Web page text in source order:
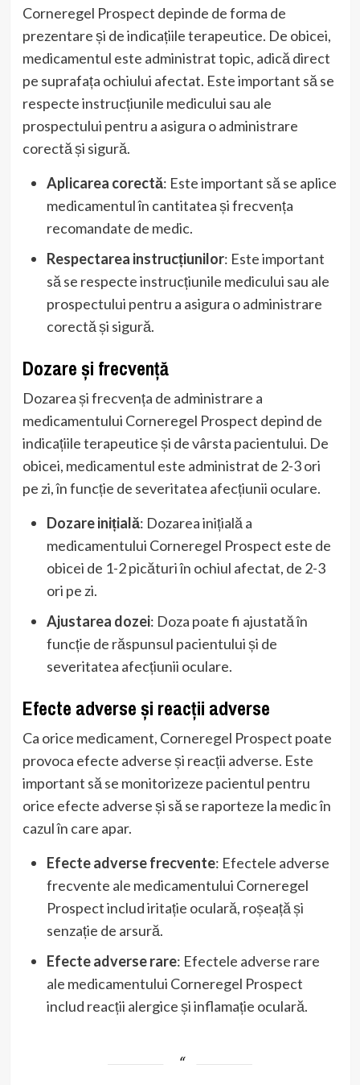
Corneregel Prospect depinde de forma de
prezentare și de indicațiile terapeutice. De obicei,
medicamentul este administrat topic, adică direct
pe suprafața ochiului afectat. Este important să se
respecte instrucțiunile medicului sau ale
prospectului pentru a asigura o administrare
corectă și sigură.
Aplicarea corectă: Este important să se aplice
medicamentul în cantitatea și frecvența
recomandate de medic.
Respectarea instrucțiunilor: Este important
să se respecte instrucțiunile medicului sau ale
prospectului pentru a asigura o administrare
corectă și sigură.
Dozare și frecvență
Dozarea și frecvența de administrare a
medicamentului Corneregel Prospect depind de
indicațiile terapeutice și de vârsta pacientului. De
obicei, medicamentul este administrat de 2-3 ori
pe zi, în funcție de severitatea afecțiunii oculare.
Dozare inițială: Dozarea inițială a
medicamentului Corneregel Prospect este de
obicei de 1-2 picături în ochiul afectat, de 2-3
ori pe zi.
Ajustarea dozei: Doza poate fi ajustată în
funcție de răspunsul pacientului și de
severitatea afecțiunii oculare.
Efecte adverse și reacții adverse
Ca orice medicament, Corneregel Prospect poate
provoca efecte adverse și reacții adverse. Este
important să se monitorizeze pacientul pentru
orice efecte adverse și să se raporteze la medic în
cazul în care apar.
Efecte adverse frecvente: Efectele adverse
frecvente ale medicamentului Corneregel
Prospect includ iritație oculară, roșeață și
senzație de arsură.
Efecte adverse rare: Efectele adverse rare
ale medicamentului Corneregel Prospect
includ reacții alergice și inflamație oculară.